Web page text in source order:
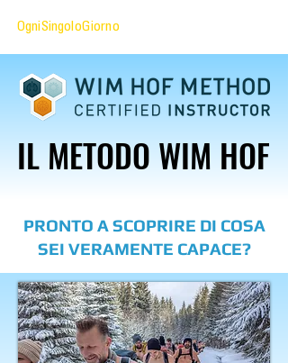
OgniSingoloGiorno
IL METODO WIM HOF
IL METODO WIM HOF
PRONTO A SCOPRIRE DI COSA
SEI VERAMENTE CAPACE?